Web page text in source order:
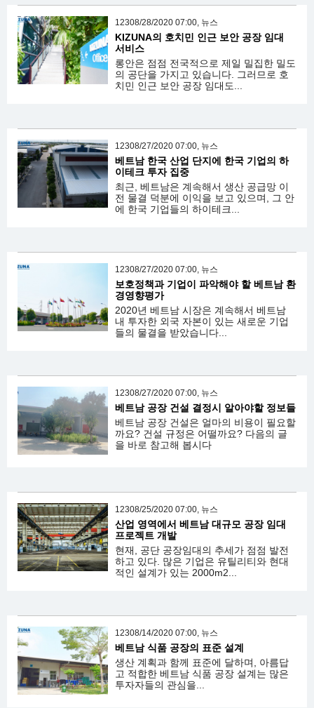
12308/28/2020 07:00, 뉴스
KIZUNA의 호치민 인근 보안 공장 임대
서비스
롱안은 점점 전국적으로 제일 밀집한 밀도
의 공단을 가지고 있습니다. 그러므로 호
치민 인근 보안 공장 임대도...
12308/27/2020 07:00, 뉴스
베트남 한국 산업 단지에 한국 기업의 하
이테크 투자 집중
최근, 베트남은 계속해서 생산 공급망 이
전 물결 덕분에 이익을 보고 있으며, 그 안
에 한국 기업들의 하이테크...
12308/27/2020 07:00, 뉴스
보호정책과 기업이 파악해야 할 베트남 환
경영향평가
2020년 베트남 시장은 계속해서 베트남
내 투자한 외국 자본이 있는 새로운 기업
들의 물결을 받았습니다...
12308/27/2020 07:00, 뉴스
베트남 공장 건설 결정시 알아야할 정보들
베트남 공장 건설은 얼마의 비용이 필요할
까요? 건설 규정은 어떨까요? 다음의 글
을 바로 참고해 봅시다
12308/25/2020 07:00, 뉴스
산업 영역에서 베트남 대규모 공장 임대
프로젝트 개발
현재, 공단 공장임대의 추세가 점점 발전
하고 있다. 많은 기업은 유틸리티와 현대
적인 설계가 있는 2000m2...
12308/14/2020 07:00, 뉴스
베트남 식품 공장의 표준 설계
생산 계획과 함께 표준에 달하며, 아름답
고 적합한 베트남 식품 공장 설계는 많은
투자자들의 관심을...